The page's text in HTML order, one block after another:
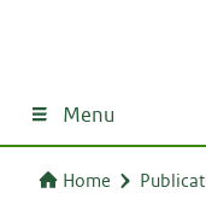
Menu
Home